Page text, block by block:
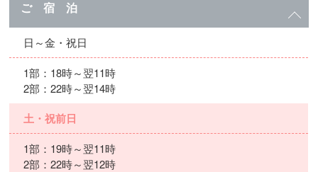
ご 宿 泊
日～金・祝日
1部：18時～翌11時
2部：22時～翌14時
土・祝前日
1部：19時～翌11時
2部：22時～翌12時